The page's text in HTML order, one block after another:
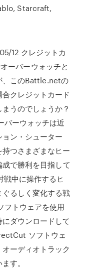
Starcraft,
12 クレジットカ
ーバーウォッチと
、このBattle.netの
クレジットカード
うのでしょうか？
バーウォッチは近
ン・シューター
つさまざまなヒー
で勝利を目指して
中に操作するヒ
るしく変化する戦
フトウェアを使用
ダウンロードして
ソフトウェ
ーディオトラック
す。